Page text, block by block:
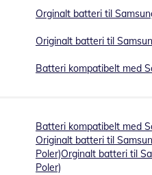
Orginalt batteri til
Originalt batteri til
Batteri kompatibelt med
Batteri kompatibelt med
Originalt batteri til
Poler)Orginalt batteri til
Poler)